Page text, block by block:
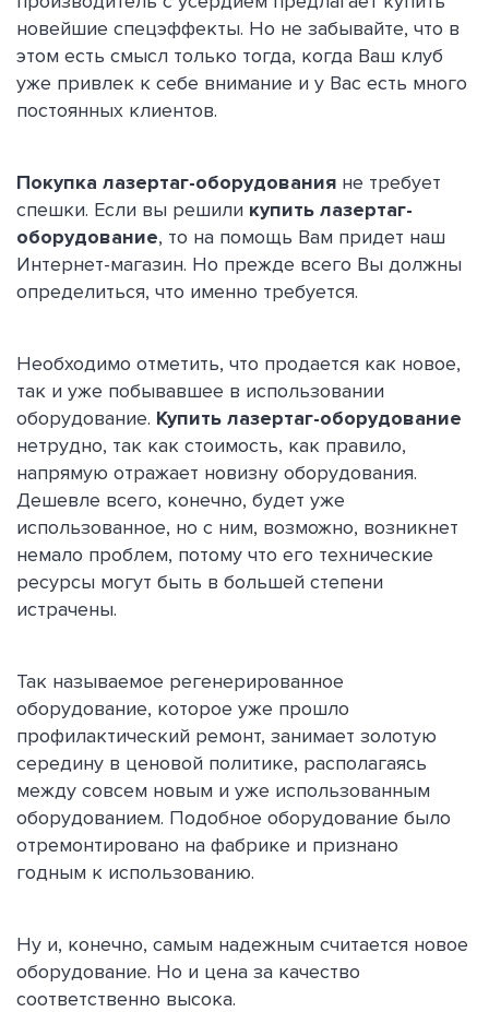
новейшие спецэффекты. Но не забывайте, что в
этом есть смысл только тогда, когда Ваш клуб
уже привлек к себе внимание и у Вас есть много
постоянных клиентов.
Покупка лазертаг-оборудования не требует
спешки. Если вы решили купить лазертаг-
оборудование, то на помощь Вам придет наш
Интернет-магазин. Но прежде всего Вы должны
определиться, что именно требуется.
Необходимо отметить, что продается как новое,
так и уже побывавшее в использовании
оборудование. Купить лазертаг-оборудование
нетрудно, так как стоимость, как правило,
напрямую отражает новизну оборудования.
Дешевле всего, конечно, будет уже
использованное, но с ним, возможно, возникнет
немало проблем, потому что его технические
ресурсы могут быть в большей степени
истрачены.
Так называемое регенерированное
оборудование, которое уже прошло
профилактический ремонт, занимает золотую
середину в ценовой политике, располагаясь
между совсем новым и уже использованным
оборудованием. Подобное оборудование было
отремонтировано на фабрике и признано
годным к использованию.
Ну и, конечно, самым надежным считается новое
оборудование. Но и цена за качество
соответственно высока.